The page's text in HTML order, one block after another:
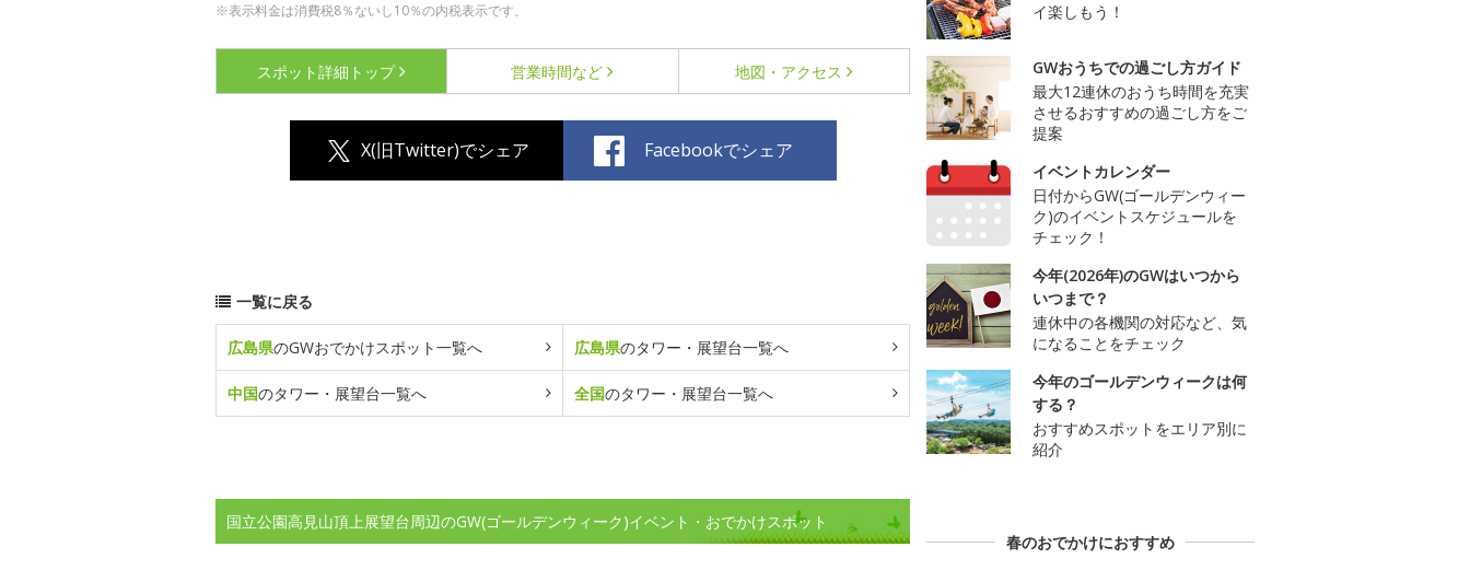
※表示料金は消費税8％ないし10％の内税表示です。
スポット詳細 トップ 営業時間など 地図・アクセス
X(旧Twitter)でシェア Facebookでシェア
一覧に戻る
広島県のGWおでかけスポット一覧へ 広島県のタワー・展望台一覧へ
中国のタワー・展望台一覧へ 全国のタワー・展望台一覧へ
国立公園高見山頂上展望台周辺のGW(ゴールデンウィーク)イベント・おでかけスポット
イ楽しもう！
GWおうちでの過ごし方ガイド
最大12連休のおうち時間を充実
させるおすすめの過ごし方をご
提案
イベントカレンダー
日付からGW(ゴールデンウィー
ク)のイベントスケジュールを
チェック！
今年(2026年)のGWはいつから
いつまで？
連休中の各機関の対応など、気
になることをチェック
今年のゴールデンウィークは何
する？
おすすめスポットをエリア別に
紹介
春のおでかけにおすすめ